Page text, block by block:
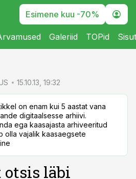
Esimene kuu -70%
Galeriid TOPid
15.10.13, 19:32
on enam kui 5 aastat vana
digitaalsesse arhiivi.
ega kaasajasta arhiveeritud
olla vajalik kaasaegsete
otsis läbi